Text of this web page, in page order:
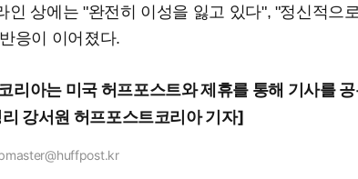
인 상에는 "완전히 이성을 잃고 있다", "정신적으
응이 이어졌다.
리아는 미국허프포스트와제휴를 통해 기사를
강서원 허프포스트코리아 기자]